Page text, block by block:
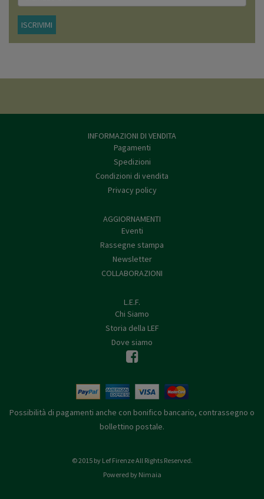
ISCRIVIMI
INFORMAZIONI DI VENDITA
Pagamenti
Spedizioni
Condizioni di vendita
Privacy policy
AGGIORNAMENTI
Eventi
Rassegne stampa
Newsletter
COLLABORAZIONI
L.E.F.
Chi Siamo
Storia della LEF
Dove siamo
Possibilità di pagamenti anche con bonifico bancario, contrassegno o
bollettino postale.
© 2015 by Lef Firenze All Rights Reserved.
Powered by Nimaia